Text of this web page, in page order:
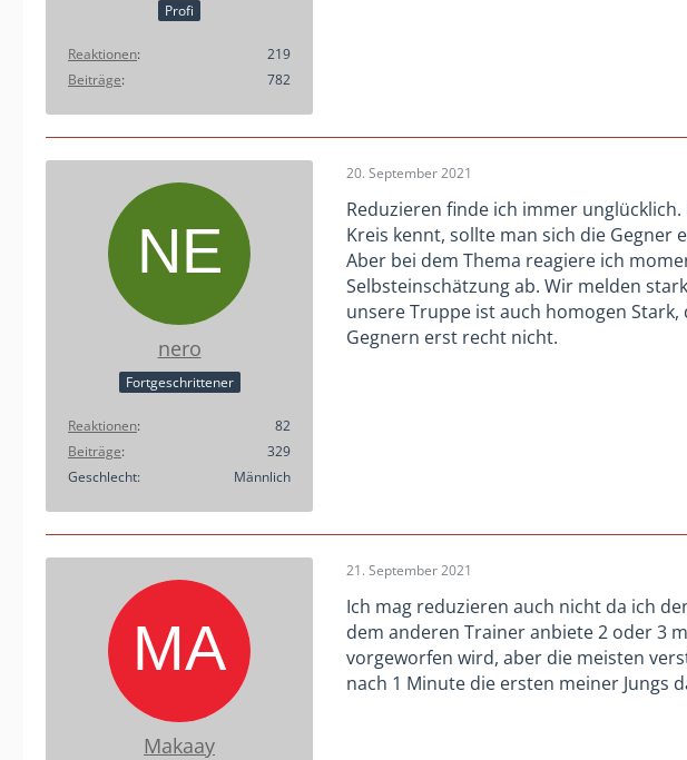
Profi
Reaktionen
219
Beiträge
782
nero
Fortgeschrittener
Reaktionen
82
Beiträge
329
Geschlecht
Männlich
20. September 2021
Reduzieren finde ich immer
Kreis kennt, sollte man sich die Gegner
Aber bei dem Thema reagiere ich
Selbsteinschätzung ab. Wir melden
unsere Truppe ist auch homogen
Gegnern erst recht nicht.
Makaay
21. September 2021
Ich mag reduzieren auch nicht da ich
dem anderen Trainer anbiete 2 oder 3
vorgeworfen wird, aber die meisten
nach 1 Minute die ersten meiner Jungs